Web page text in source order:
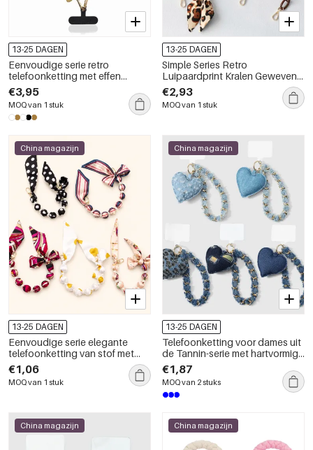
13-25 DAGEN
Eenvoudige serie retro
telefoonketting met effen
luipaardprint van plastic
€3,95
MOQ van 1 stuk
13-25 DAGEN
Simple Series Retro
Luipaardprint Kralen Geweven
Acryl Tas Telefoonketting
€2,93
MOQ van 1 stuk
China magazijn
13-25 DAGEN
Eenvoudige serie elegante
telefoonketting van stof met
hartvormige luipaardprint,
strepen en stippen in diverse
kleuren.
€1,06
MOQ van 1 stuk
China magazijn
13-25 DAGEN
Telefoonketting voor dames uit
de Tannin-serie met hartvormige
luipaardprint, gemaakt van
polyester.
€1,87
MOQ van 2 stuks
China magazijn China magazijn